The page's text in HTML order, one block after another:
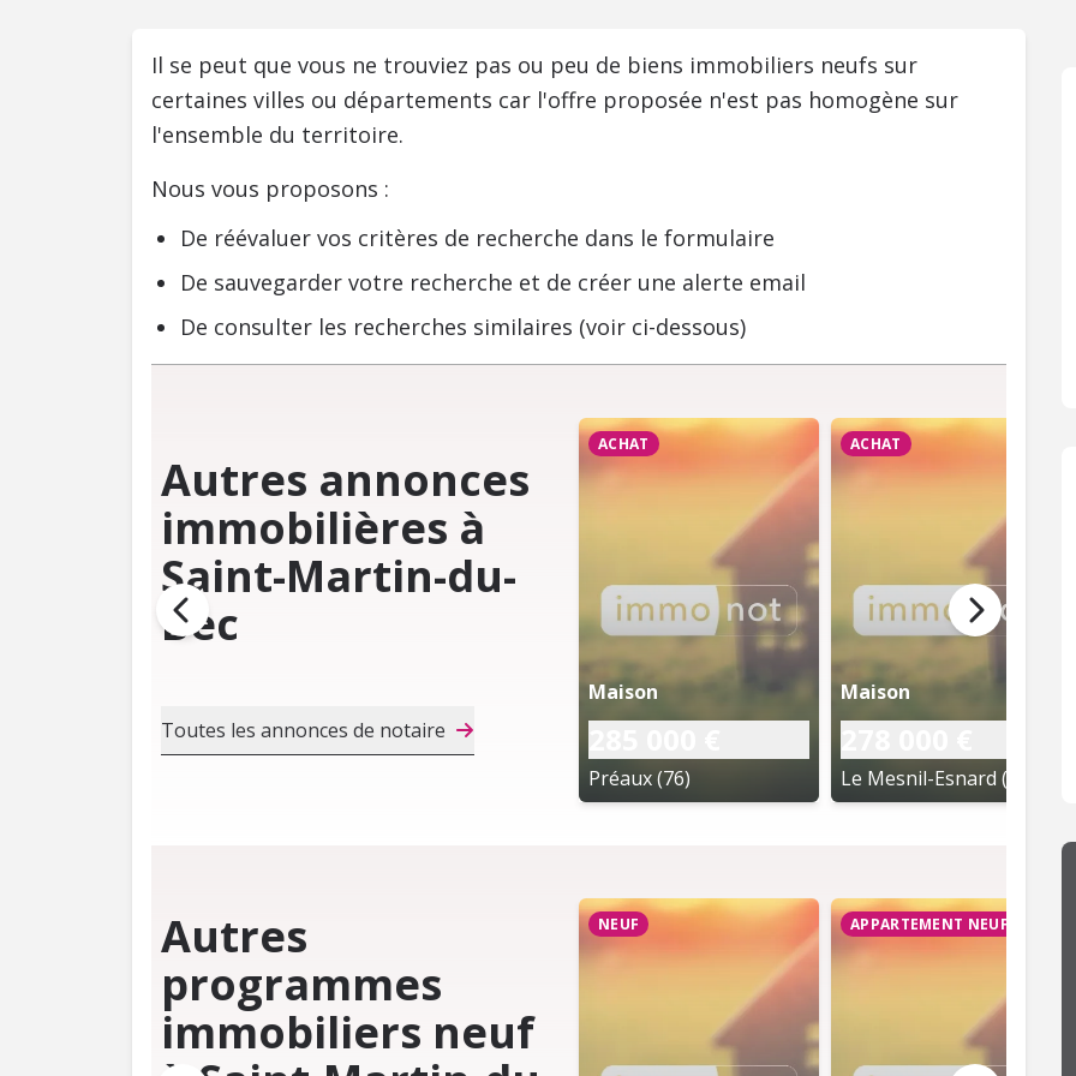
Il se peut que vous ne trouviez pas ou peu de biens immobiliers neufs sur
certaines villes ou départements car l'offre proposée n'est pas homogène sur
l'ensemble du territoire.
Nous vous proposons :
De réévaluer vos critères de recherche dans le formulaire
De sauvegarder votre recherche et de créer une alerte email
De consulter les recherches similaires (voir ci-dessous)
Autres annonces
immobilières à
Saint-Martin-du-
Bec
Toutes les annonces de notaire
ACHAT
Maison
Préaux (76)
ACHAT
Maison
Le Mesnil-Esnard (76)
Autres
programmes
immobiliers neuf
NEUF APPARTEMENT NEUF